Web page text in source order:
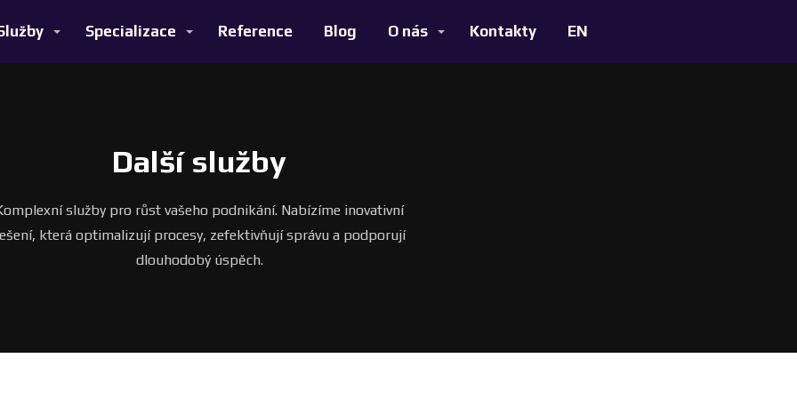
Specializace Reference Blog O nás Kontakty EN
Další služby
služby pro růst vašeho podnikání. Nabízíme inovativní
která optimalizují procesy, zefektivňují správu a podporují
dlouhodobý úspěch.